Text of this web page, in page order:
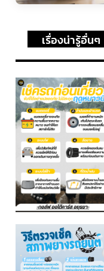
เรื่องน่ารู้อื่นๆ